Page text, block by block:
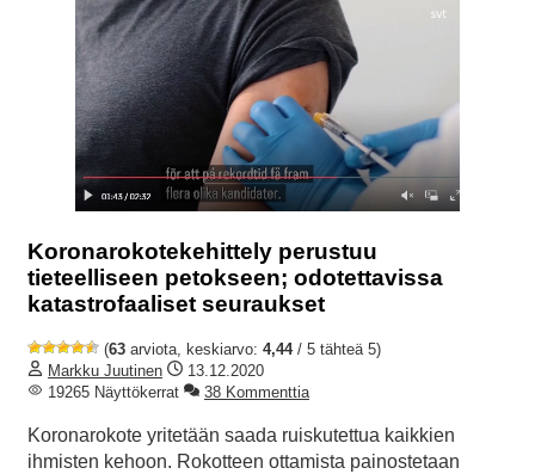
Koronarokotekehittely perustuu
tieteelliseen petokseen; odotettavissa
katastrofaaliset seuraukset
(63 arviota, keskiarvo: 4,44/ 5 tähteä 5)
Markku Juutinen
13.12.2020
19265 Näyttökerrat
38 Kommenttia
Koronarokote yritetään saada ruiskutettua kaikkien
ihmisten kehoon. Rokotteen ottamista painostetaan